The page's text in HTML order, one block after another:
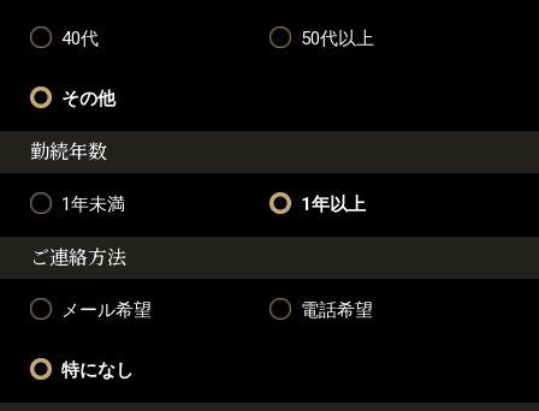
40代 50代以上
その他
勤続年数
1年未満 1年以上
ご連絡方法
メール希望 電話希望
特になし